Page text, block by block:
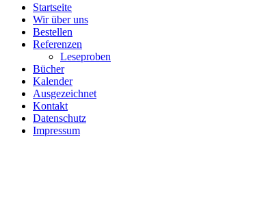
Startseite
Wir über uns
Bestellen
Referenzen
Leseproben
Bücher
Kalender
Ausgezeichnet
Kontakt
Datenschutz
Impressum